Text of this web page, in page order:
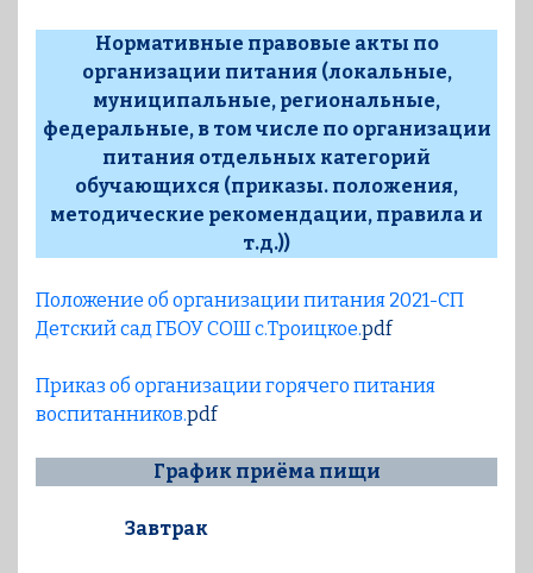
Нормативные правовые акты по
организации питания (локальные,
муниципальные, региональные,
федеральные, в том числе по организации
питания отдельных категорий
обучающихся (приказы. положения,
методические рекомендации, правила и
т.д.))
Положение об организации питания 2021-СП
Детский сад ГБОУ СОШ с.Троицкое.pdf
Приказ об организации горячего питания
воспитанников.pdf
График приёма пищи
Завтрак